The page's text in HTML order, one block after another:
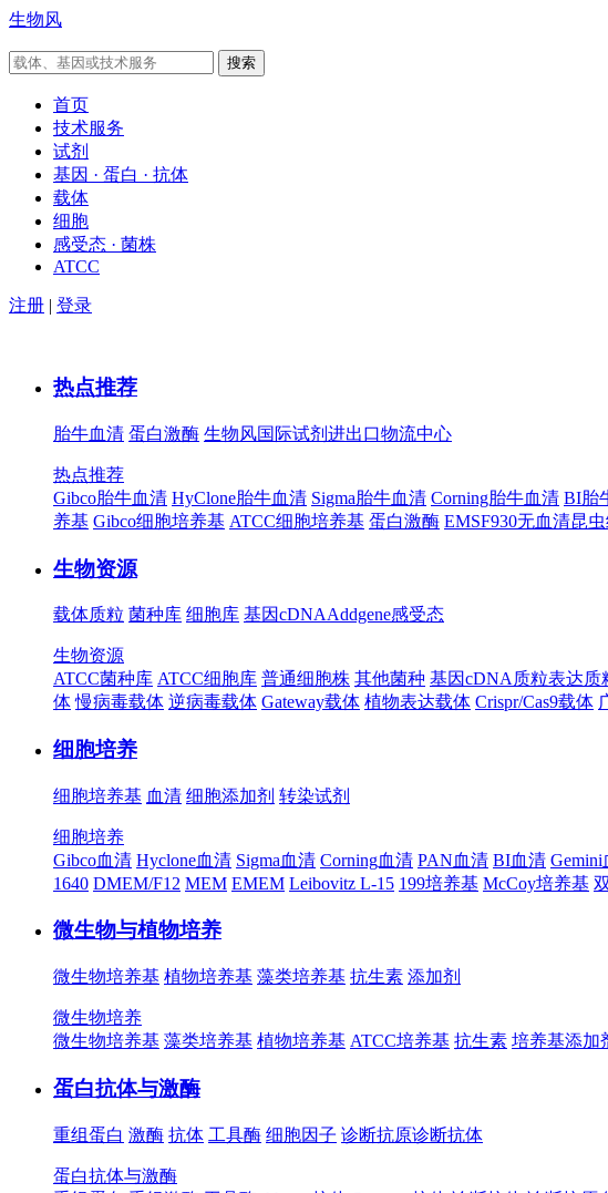
生物风
首页
技术服务
试剂
基因 · 蛋白 · 抗体
载体
细胞
感受态 · 菌株
ATCC
注册 | 登录
热点推荐
胎牛血清 蛋白激酶 生物风国际试剂进出口物流中心
热点推荐
Gibco胎牛血清 HyClone胎牛血清 Sigma胎牛血清 Corning胎牛血清 BI胎
养基 Gibco细胞培养基 ATCC细胞培养基 蛋白激酶 EMSF930无血清昆
生物资源
载体质粒 菌种库 细胞库 基因cDNAAddgene感受态
生物资源
ATCC菌种库 ATCC细胞库 普通细胞株 其他菌种 基因cDNA质粒表达质
体 慢病毒载体 逆病毒载体 Gateway载体 植物表达载体 Crispr/Cas9载体
细胞培养
细胞培养基 血清 细胞添加剂 转染试剂
细胞培养
Gibco血清 Hyclone血清 Sigma血清 Corning血清 PAN血清 BI血清 Gemini
1640 DMEM/F12 MEM EMEM Leibovitz L-15 199培养基 McCoy培养基
微生物与植物培养
微生物培养基 植物培养基 藻类培养基 抗生素 添加剂
微生物培养
微生物培养基 藻类培养基 植物培养基 ATCC培养基 抗生素 培养基添加
蛋白抗体与激酶
重组蛋白 激酶 抗体 工具酶 细胞因子 诊断抗原诊断抗体
蛋白抗体与激酶